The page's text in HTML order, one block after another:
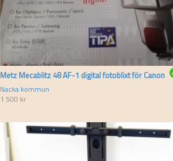
Metz Mecablitz 48 AF-1 digital fotoblixt för Canon
Nacka kommun
1 500 kr